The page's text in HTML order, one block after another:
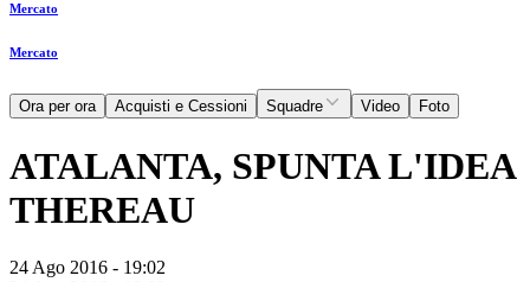
Mercato
Mercato
Ora per ora Acquisti e Cessioni Squadre Video Foto
ATALANTA, SPUNTA L'IDEA
THEREAU
24 Ago 2016 - 19:02